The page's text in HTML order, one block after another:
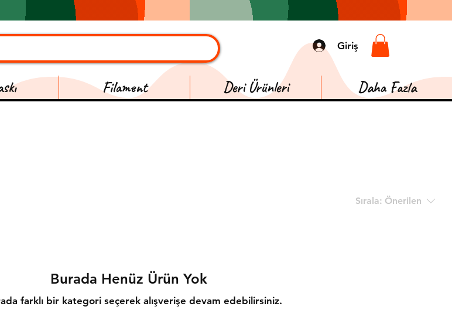
Giriş
Filament Deri Ürünleri Daha Fazla
Sırala: Önerilen
Burada Henüz Ürün Yok
farklı bir kategori seçerek alışverişe devam edebilirsiniz.